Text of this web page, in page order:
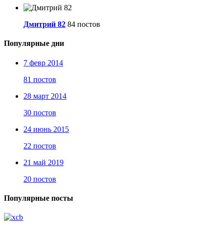
Дмитрий 82 84 постов
Популярные дни
7 февр 2014
81 постов
28 март 2014
30 постов
24 июнь 2015
22 постов
21 май 2019
20 постов
Популярные посты